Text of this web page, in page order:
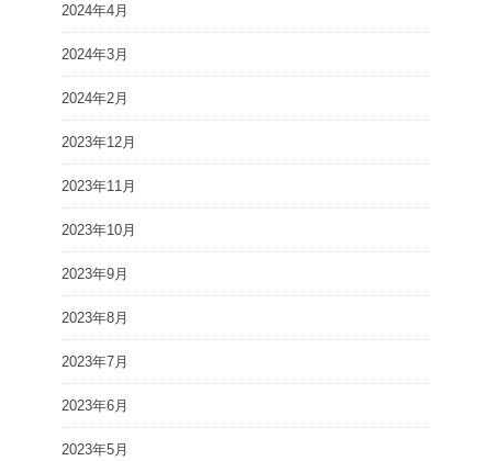
2024年4月
2024年3月
2024年2月
2023年12月
2023年11月
2023年10月
2023年9月
2023年8月
2023年7月
2023年6月
2023年5月